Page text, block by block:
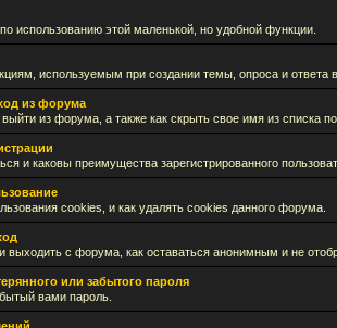
использованию этой маленькой, но удобной функции.
используемым при создании темы, опроса и ответа
из форума
выйти из форума, а также как скрыть свое имя из списка
и каковы преимущества зарегистрированного
cookies, и как удалять cookies данного форума.
выходить с форума, как оставаться анонимным и не
или забытого пароля
вами пароль.